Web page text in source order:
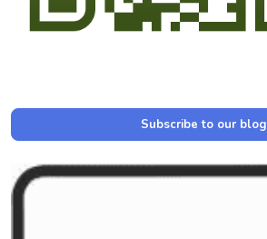
Subscribe to our blog